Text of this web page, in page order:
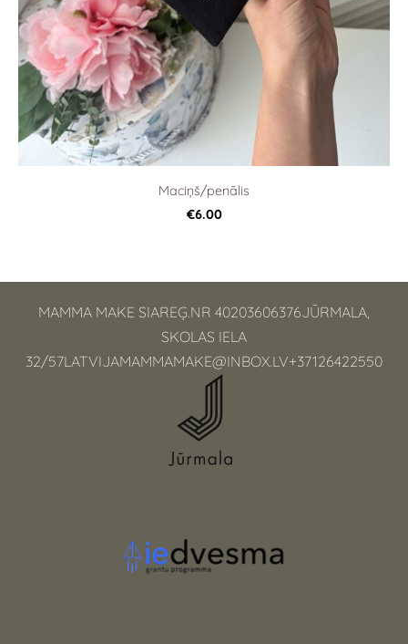
Maciņš/penālis
€6.00
MAMMA MAKE SIAREĢ.NR 40203606376JŪRMALA,
SKOLAS IELA
32/57LATVIJAMAMMAMAKE@INBOX.LV+37126422550